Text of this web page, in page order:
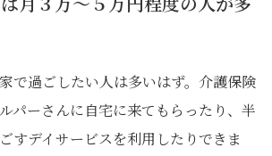
で過ごしたい人は多いはず。介護保険
パーさんに自宅に来てもらったり、半
すデイサービスを利用したりできま